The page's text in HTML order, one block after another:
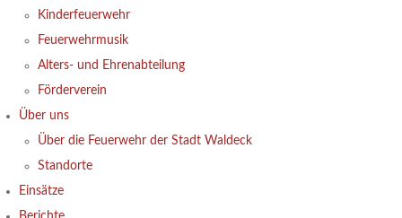
Kinderfeuerwehr
Feuerwehrmusik
Alters- und Ehrenabteilung
Förderverein
Über uns
Über die Feuerwehr der Stadt Waldeck
Standorte
Einsätze